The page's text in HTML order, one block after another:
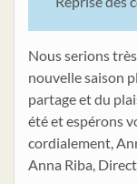
Nous serions
nouvelle saison
partage et du
été et espérons
cordialement,
Anna Riba,